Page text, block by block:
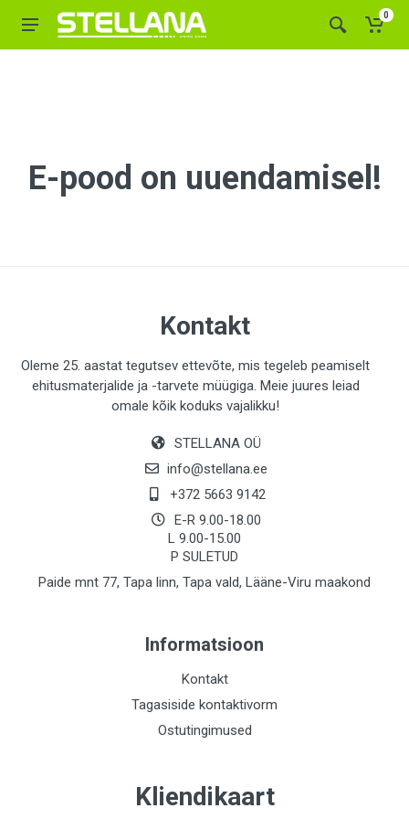
0
E-pood on uuendamisel!
Kontakt
Oleme 25. aastat tegutsev ettevõte, mis tegeleb peamiselt
ehitusmaterjalide ja -tarvete müügiga. Meie juures leiad
omale kõik koduks vajalikku!
STELLANA OÜ
info@stellana.ee
+372 5663 9142
E-R 9.00-18.00
L 9.00-15.00
P SULETUD
Paide mnt 77, Tapa linn, Tapa vald, Lääne-Viru maakond
Informatsioon
Kontakt
Tagasiside kontaktivorm
Ostutingimused
Kliendikaart